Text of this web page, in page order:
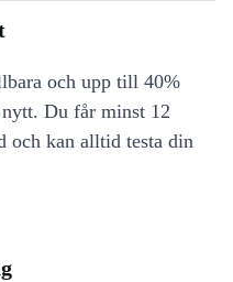
och upp till 40%
Du får minst 12
och kan alltid testa din